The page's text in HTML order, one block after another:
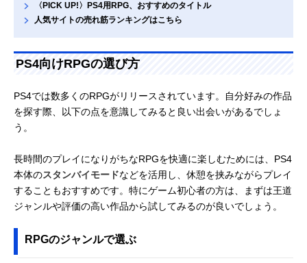
〈PICK UP!〉PS4用RPG、おすすめのタイトル
人気サイトの売れ筋ランキングはこちら
PS4向けRPGの選び方
PS4では数多くのRPGがリリースされています。自分好みの作品
を探す際、以下の点を意識してみると良い出会いがあるでしょ
う。
長時間のプレイになりがちなRPGを快適に楽しむためには、PS4
本体のスタンバイモードなどを活用し、休憩を挟みながらプレイ
することもおすすめです。特にゲーム初心者の方は、まずは王道
ジャンルや評価の高い作品から試してみるのが良いでしょう。
RPGのジャンルで選ぶ